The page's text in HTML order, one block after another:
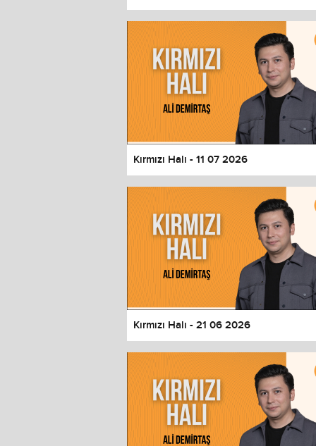
Window
Color
Transparency
Font Size
Text Edge Style
Font Family
Resetrestore all settings to the default
Close Modal Dialog
End of dialog window.
Kırmızı Halı - 11 07 2026
Kırmızı Halı - 21 06 2026